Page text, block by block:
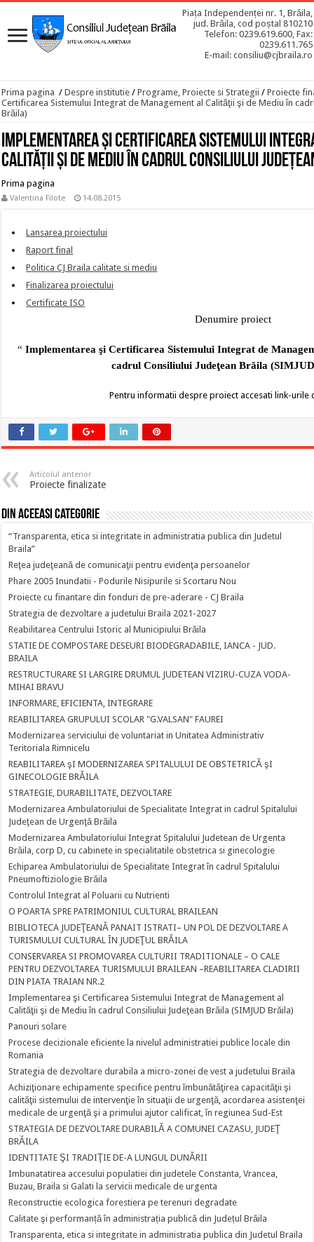
Piața Independenței nr. 1, Brăila,
jud. Brăila, cod poștal 810210
Telefon: 0239.619.600, Fax:
0239.611.765
E-mail: consiliu@cjbraila.ro
Prima pagina / Despre institutie / Programe, Proiecte si Strategii / Proiecte
Certificarea Sistemului Integrat de Management al Calităţii şi de Mediu în
Brăila)
Implementarea şi Certificarea Sistemului
Calităţii şi de Mediu în cadrul Consiliului
Prima pagina
Valentina Filote 14.08.2015
Lansarea proiectului
Raport final
Politica CJ Braila calitate si mediu
Finalizarea proiectului
Certificate ISO
Denumire proiect
“ Implementarea şi Certificarea Sistemului Integrat de
cadrul Consiliului Judeţean Brăila
Pentru informatii despre proiect accesati link-urile
Articolul anterior
Proiecte finalizate
Din aceeasi categorie
“Transparenta, etica si integritate in administratia publica din Judetul
Braila”
Reţea judeţeană de comunicaţii pentru evidenţa persoanelor
Phare 2005 Inundatii - Podurile Nisipurile si Scortaru Nou
Proiecte cu finantare din fonduri de pre-aderare - CJ Braila
Strategia de dezvoltare a judetului Braila 2021-2027
Reabilitarea Centrului Istoric al Municipiului Brăila
STATIE DE COMPOSTARE DESEURI BIODEGRADABILE, IANCA - JUD.
BRAILA
RESTRUCTURARE SI LARGIRE DRUMUL JUDETEAN VIZIRU-CUZA VODA-
MIHAI BRAVU
INFORMARE, EFICIENTA, INTEGRARE
REABILITAREA GRUPULUI SCOLAR "G.VALSAN" FAUREI
Modernizarea serviciului de voluntariat in Unitatea Administrativ
Teritoriala Rimnicelu
REABILITAREA şI MODERNIZAREA SPITALULUI DE OBSTETRICĂ şI
GINECOLOGIE BRĂILA
STRATEGIE, DURABILITATE, DEZVOLTARE
Modernizarea Ambulatoriului de Specialitate Integrat in cadrul Spitalului
Judeţean de Urgenţă Brăila
Modernizarea Ambulatoriului Integrat Spitalului Judetean de Urgenta
Brăila, corp D, cu cabinete in specialitatile obstetrica si ginecologie
Echiparea Ambulatoriului de Specialitate Integrat în cadrul Spitalului
Pneumoftiziologie Brăila
Controlul Integrat al Poluarii cu Nutrienti
O POARTA SPRE PATRIMONIUL CULTURAL BRAILEAN
BIBLIOTECA JUDEŢEANĂ PANAIT ISTRATI– UN POL DE DEZVOLTARE A
TURISMULUI CULTURAL ÎN JUDEŢUL BRĂILA
CONSERVAREA SI PROMOVAREA CULTURII TRADITIONALE – O CALE
PENTRU DEZVOLTAREA TURISMULUI BRAILEAN –REABILITAREA CLADIRII
DIN PIATA TRAIAN NR.2
Implementarea şi Certificarea Sistemului Integrat de Management al
Calităţii şi de Mediu în cadrul Consiliului Judeţean Brăila (SIMJUD Brăila)
Panouri solare
Procese decizionale eficiente la nivelul administratiei publice locale din
Romania
Strategia de dezvoltare durabila a micro-zonei de vest a judetului Braila
Achiziţionare echipamente specifice pentru îmbunătăţirea capacităţii şi
calităţii sistemului de intervenţie în situaţii de urgenţă, acordarea asistenţei
medicale de urgenţă şi a primului ajutor calificat, în regiunea Sud-Est
STRATEGIA DE DEZVOLTARE DURABILĂ A COMUNEI CAZASU, JUDEŢ
BRĂILA
IDENTITATE ŞI TRADIŢIE DE-A LUNGUL DUNĂRII
Imbunatatirea accesului populatiei din judetele Constanta, Vrancea,
Buzau, Braila si Galati la servicii medicale de urgenta
Reconstructie ecologica forestiera pe terenuri degradate
Calitate şi performanță în administrația publică din Județul Brăila
Transparenta, etica si integritate in administratia publica din Judetul Braila